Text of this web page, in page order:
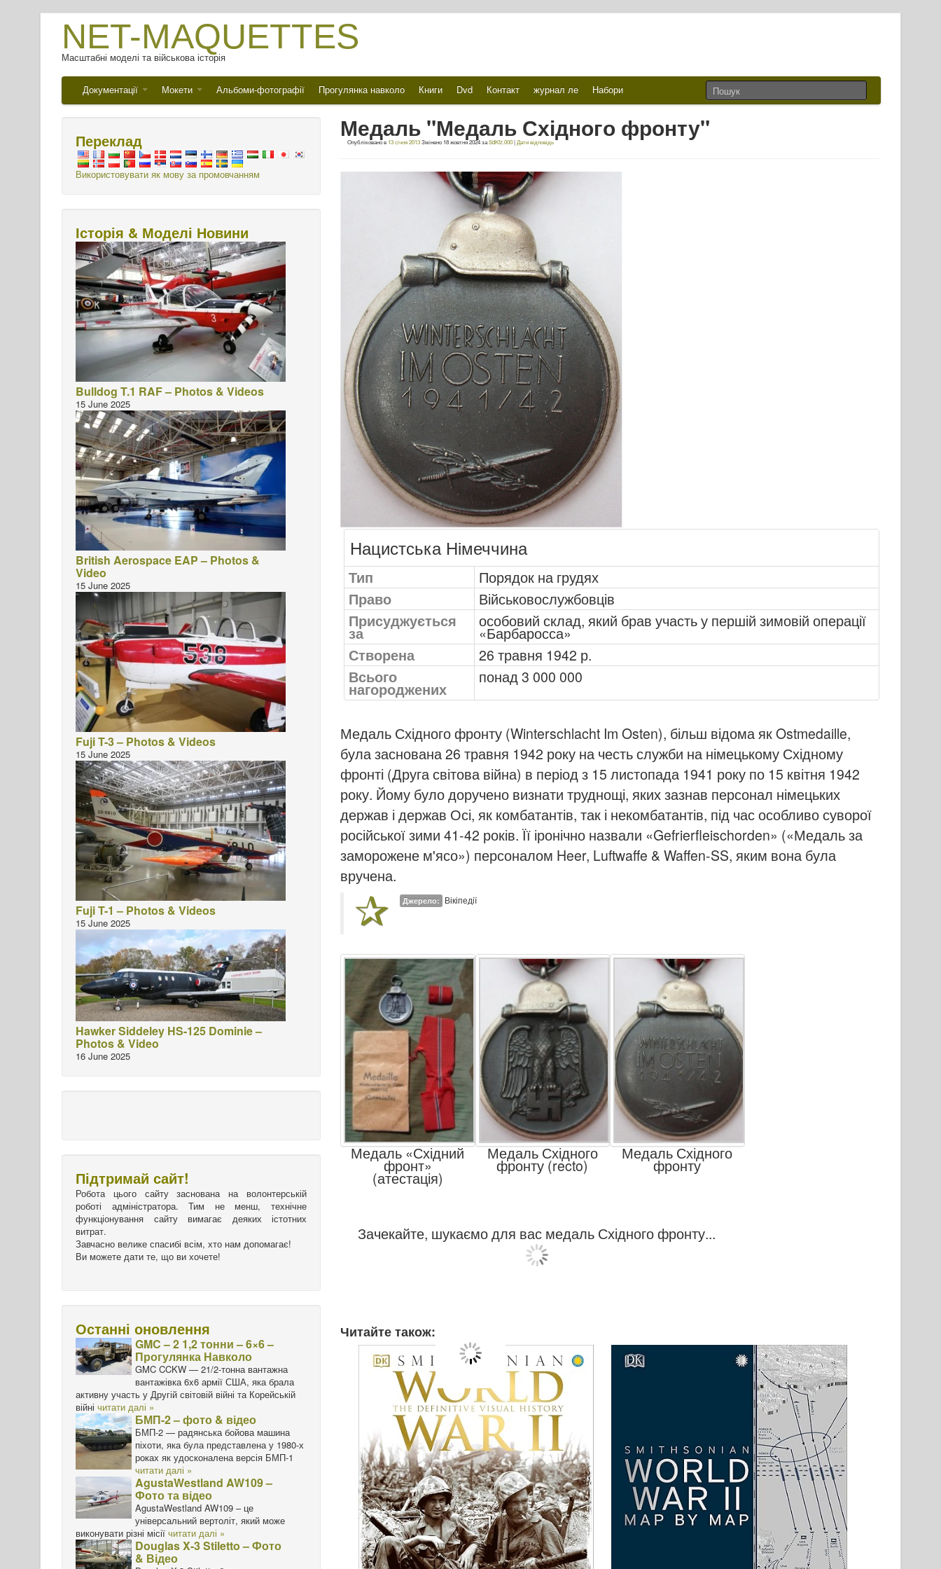
NET-MAQUETTES
Масштабні моделі та військова історія
Документації Мокети Альбоми-фотографії Прогулянка навколо Книги Dvd Контакт журнал ле Набори
Медаль "Медаль Східного фронту"
Опубліковано в 13 січня 2013Змінено 18 жовтня 2024заSdKfz.000| Дати відповідь
Нацистська Німеччина
Тип
Порядок на грудях
Право
Військовослужбовців
Присуджується
за
особовий склад, який брав участь у першій зимовій операції
«Барбаросса»
Створена
26 травня 1942 р.
Всього
нагороджених
понад 3 000 000
Медаль Східного фронту (Winterschlacht Im Osten), більш відома як Ostmedaille,
була заснована 26 травня 1942 року на честь служби на німецькому Східному
фронті (Друга світова війна) в період з 15 листопада 1941 року по 15 квітня 1942
року. Йому було доручено визнати труднощі, яких зазнав персонал німецьких
держав і держав Осі, як комбатантів, так і некомбатантів, під час особливо суворої
російської зими 41-42 років. Її іронічно назвали «Gefrierfleischorden» («Медаль за
заморожене м'ясо») персоналом Heer, Luftwaffe & Waffen-SS, яким вона була
вручена.
Джерело: Вікіпедії
Медаль «Східний
фронт»
(атестація)
Медаль Східного
фронту (recto)
Медаль Східного
фронту
Зачекайте, шукаємо для вас медаль Східного фронту...
Читайте також:
Переклад
Використовувати як мову за промовчанням
Історія & Моделі Новини
Bulldog T.1 RAF – Photos & Videos
15 June 2025
British Aerospace EAP – Photos &
Video
15 June 2025
Fuji T-3 – Photos & Videos
15 June 2025
Fuji T-1 – Photos & Videos
15 June 2025
Hawker Siddeley HS-125 Dominie –
Photos & Video
16 June 2025
Підтримай сайт!
Робота цього сайту заснована на волонтерській
роботі адміністратора. Тим не менш, технічне
функціонування сайту вимагає деяких істотних
витрат.
Завчасно велике спасибі всім, хто нам допомагає!
Ви можете дати те, що ви хочете!
Останні оновлення
GMC – 2 1,2 тонни – 6×6 –
Прогулянка Навколо
GMC CCKW — 21/2-тонна вантажна
вантажівка 6x6 армії США, яка брала
активну участь у Другій світовій війні та Корейській
війні читати далі »
БМП-2 – фото & відео
БМП-2 — радянська бойова машина
піхоти, яка була представлена у 1980-х
роках як удосконалена версія БМП-1
читати далі »
AgustaWestland AW109 –
Фото та відео
AgustaWestland AW109 – це
універсальний вертоліт, який може
виконувати різні місії читати далі »
Douglas X-3 Stiletto – Фото
& Відео